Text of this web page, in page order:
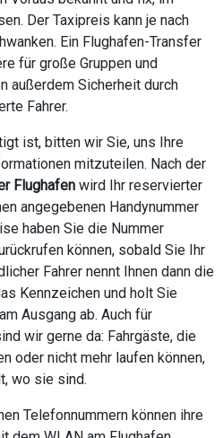
Der Taxipreis kann je nach
Ein Flughafen-Transfer
für große Gruppen und
außerdem Sicherheit durch
Fahrer.
ist, bitten wir Sie, uns Ihre
mitzuteilen. Nach der
Flughafen wird Ihr reservierter
angegebenen Handynummer
haben Sie die Nummer
können, sobald Sie Ihr
Fahrer nennt Ihnen dann die
Kennzeichen und holt Sie
Ausgang ab. Auch für
wir gerne da: Fahrgäste, die
oder nicht mehr laufen können,
wo sie sind.
Telefonnummern können ihre